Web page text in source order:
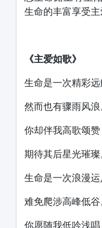
生命的丰富享受主
《主爱如歌》
生命是一次精彩远
然而也有骤雨风浪
你却伴我高歌颂赞
期待其后星光璀璨
生命是一次浪漫运
难免爬涉高峰低谷
你愿随我低吟浅唱